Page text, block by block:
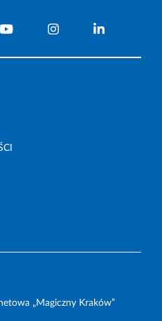
„Magiczny Kraków”